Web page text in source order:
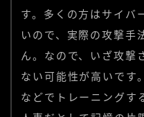
す。多くの方はサイバ
いので、実際の攻撃手
ん。なので、いざ攻撃
ない可能性が高いです
などでトレーニングす